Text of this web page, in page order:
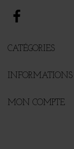
CATÉGORIES
INFORMATIONS
MON COMPTE